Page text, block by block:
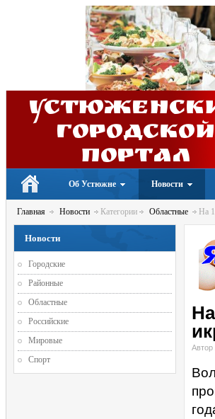
Городской
портал
Об Устюжне Новости
Главная Новости Категории Областные На
Автор
Новости
Городские
Районные
Областные
Российские
Мировые
Спорт